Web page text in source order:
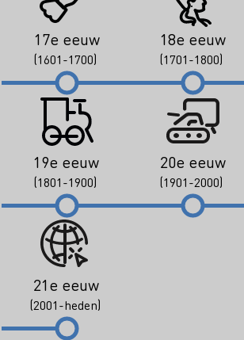
17e eeuw
(1601-1700)
18e eeuw
(1701-1800)
19e eeuw
(1801-1900)
20e eeuw
(1901-2000)
21e eeuw
(2001-heden)